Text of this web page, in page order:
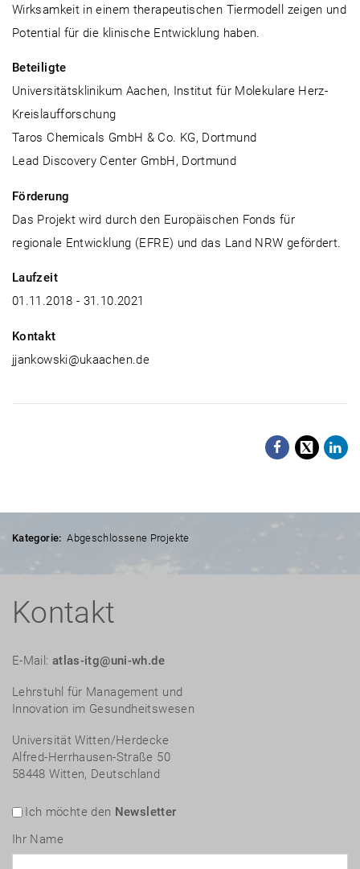
Wirksamkeit in einem therapeutischen Tiermodell zeigen und
Potential für die klinische Entwicklung haben.
Beteiligte
Universitätsklinikum Aachen, Institut für Molekulare Herz-
Kreislaufforschung
Taros Chemicals GmbH & Co. KG, Dortmund
Lead Discovery Center GmbH, Dortmund
Förderung
Das Projekt wird durch den Europäischen Fonds für
regionale Entwicklung (EFRE) und das Land NRW gefördert.
Laufzeit
01.11.2018 - 31.10.2021
Kontakt
jjankowski@ukaachen.de
X
Kategorie: Abgeschlossene Projekte
Kontakt
E-Mail: atlas-itg@uni-wh.de
Lehrstuhl für Management und
Innovation im Gesundheitswesen
Universität Witten/Herdecke
Alfred-Herrhausen-Straße 50
58448 Witten, Deutschland
Ich möchte den Newsletter
Ihr Name